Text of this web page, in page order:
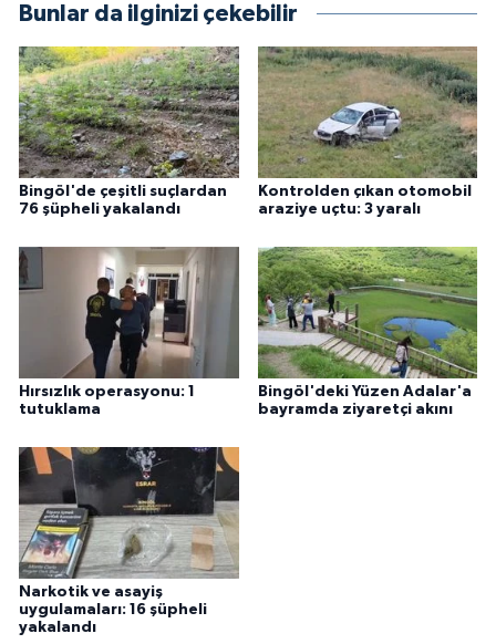
Bunlar da ilginizi çekebilir
Bingöl'de çeşitli suçlardan
76 şüpheli yakalandı
Kontrolden çıkan otomobil
araziye uçtu: 3 yaralı
Hırsızlık operasyonu: 1
tutuklama
Bingöl'deki Yüzen Adalar'a
bayramda ziyaretçi akını
Narkotik ve asayiş
uygulamaları: 16 şüpheli
yakalandı